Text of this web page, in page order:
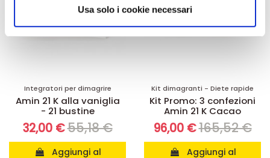
informazioni sul modo in cui utilizza il nostro sito con i
nostri partner che si occupano di analisi dei dati web,
pubblicità e social media, i quali potrebbero combinarle
Usa solo i cookie necessari
Integratori per dimagrire
Amin 21 K alla vaniglia
- 21 bustine
32,00 €55,18 €
Kit dimagranti - Diete rapide
Kit Promo: 3 confezioni
Amin 21 K Cacao
96,00 €165,52 €